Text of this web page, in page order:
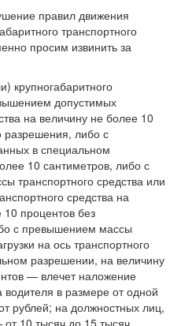
правил движения
транспортного
просим извинить за
крупногабаритного
допустимых
на величину не более 10
разрешения, либо с
в специальном
10 сантиметров, либо с
транспортного средства или
средства на
процентов без
с превышением массы
на ось транспортного
разрешении, на величину
— влечет наложение
в размере от одной
рублей; на должностных лиц,
от 10 тысяч до 15 тысяч